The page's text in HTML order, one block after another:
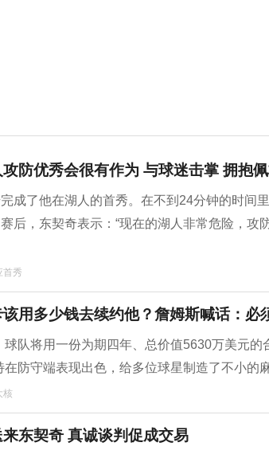
防优秀会很有作为 与球迷击掌 拥抱
成了他在湖人的首秀。在不到24分钟的时间
后，东契奇表示：“现在的湖人非常危险，攻
首秀
用多少钱去续约他？詹姆斯喊话：必
队将用一份为期四年、总价值5630万美元的
防守端表现出色，给多位球星制造了不小的
核
东契奇 真诚谈判促成交易